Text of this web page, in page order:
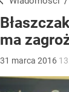
ma
31 marca 2016